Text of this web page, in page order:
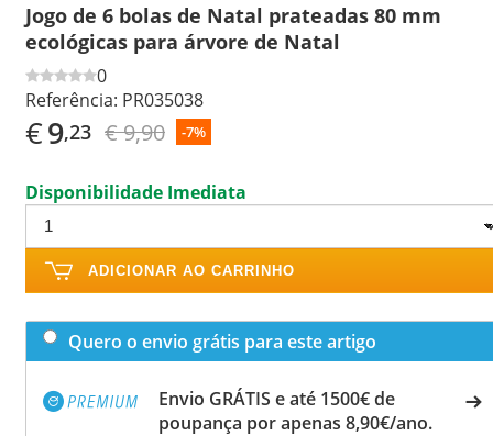
Jogo de 6 bolas de Natal prateadas 80 mm
ecológicas para árvore de Natal
0
Referência: PR035038
€9,23 € 9,90 -7%
Disponibilidade Imediata
ADICIONAR AO CARRINHO
Quero o envio grátis para este artigo
Envio GRÁTIS e até 1500€ de
poupança por apenas 8,90€/ano.